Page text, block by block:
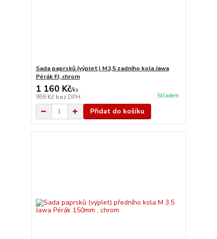
Sada paprsků (výplet) M3,5 zadního kola Jawa
Pérák FJ, chrom
1 160 Kč/ks
959 Kč bez DPH Skladem
Přidat do košíku